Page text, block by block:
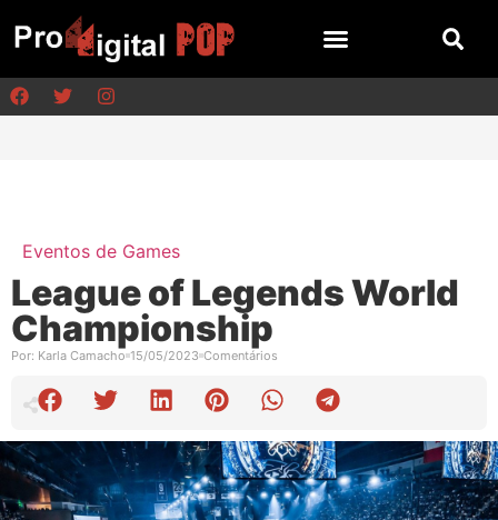
Eventos de Games
League of Legends World
Championship
Por: Karla Camacho 15/05/2023 Comentários